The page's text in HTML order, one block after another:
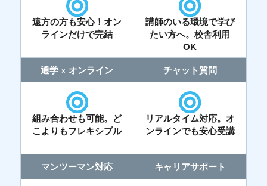
遠方の方も安心！オン
ラインだけで完結
講師のいる環境で学び
たい方へ。校舎利用
OK
通学 × オンライン
組み合わせも可能。ど
こよりもフレキシブル
チャット質問
リアルタイム対応。オ
ンラインでも安心受講
マンツーマン対応 キャリアサポート